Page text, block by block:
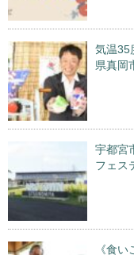
気温
県真岡
宇都宮
フェス
《食